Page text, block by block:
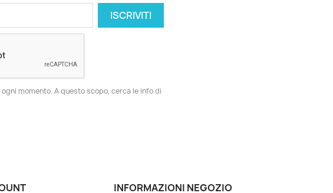
momento. A questo scopo, cerca le info di
INFORMAZIONI NEGOZIO